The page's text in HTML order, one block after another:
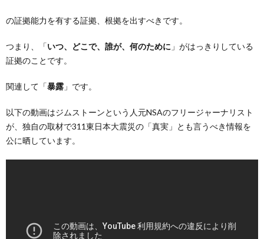
の証拠能力を有する証拠、根拠を出すべきです。
つまり、「いつ、どこで、誰が、何のために 」がはっきりしている
証拠のことです。
関連して「暴露 」です。
以下の動画はジムストーンという人元NSAのフリージャーナリスト
が、独自の取材で311東日本大震災の「真実」とも言うべき情報を
公に晒しています。